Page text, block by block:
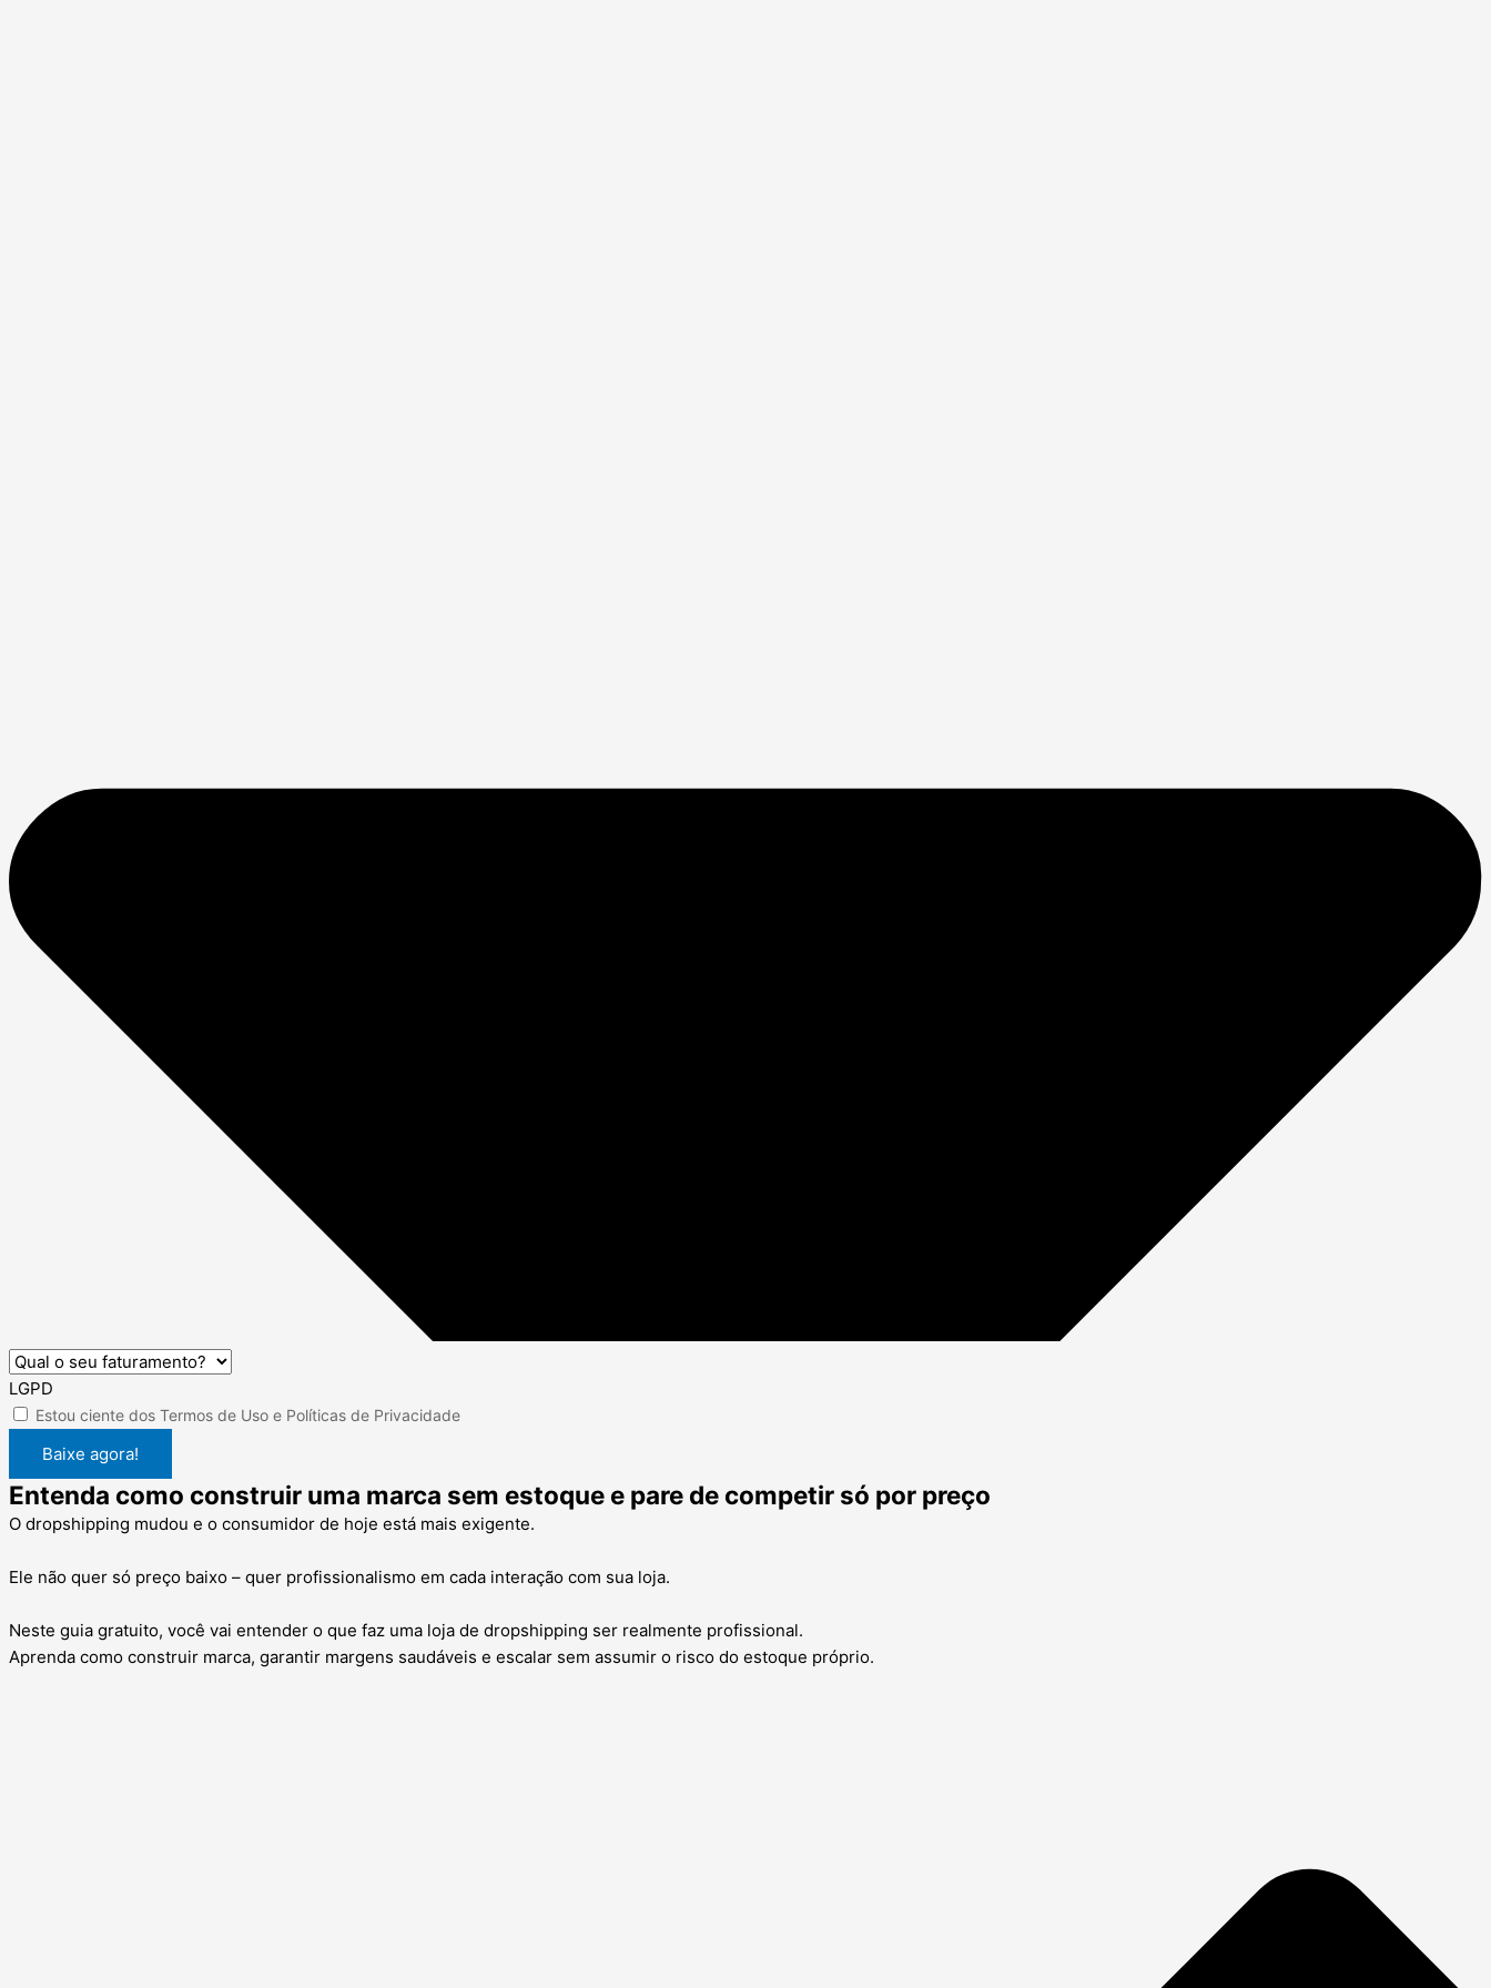
LGPD
Estou ciente dos Termos de Uso e Políticas de Privacidade
Baixe agora!
Entenda como construir uma marca sem estoque e pare de competir só por preço
O dropshipping mudou e o consumidor de hoje está mais exigente.
Ele não quer só preço baixo – quer profissionalismo em cada interação com sua loja.
Neste guia gratuito, você vai entender o que faz uma loja de dropshipping ser realmente profissional.
Aprenda como construir marca, garantir margens saudáveis e escalar sem assumir o risco do estoque próprio.